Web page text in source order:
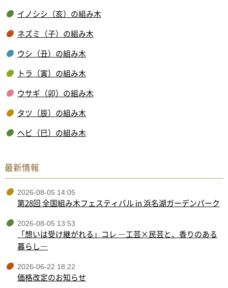
イノシシ（亥）の組み木
ネズミ（子）の組み木
ウシ（丑）の組み木
トラ（寅）の組み木
ウサギ（卯）の組み木
タツ（辰）の組み木
ヘビ（巳）の組み木
最新情報
2026-08-05 14:05
第28回 全国組み木フェスティバル in 浜名湖ガーデンパーク
2026-08-05 13:53
「想いは受け継がれる」コレ ―工芸×民芸と、香りのある
暮らし―
2026-06-22 18:22
価格改定のお知らせ